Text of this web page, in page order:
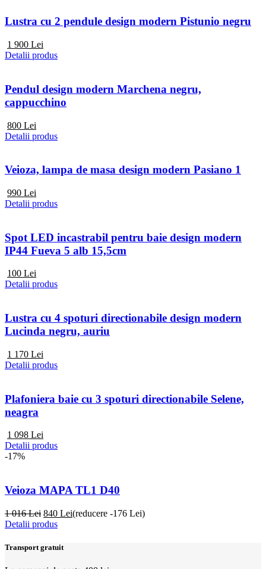
Lustra cu 2 pendule design modern Pistunio negru
1 900 Lei
Detalii produs
Pendul design modern Marchena negru,
cappucchino
800 Lei
Detalii produs
Veioza, lampa de masa design modern Pasiano 1
990 Lei
Detalii produs
Spot LED incastrabil pentru baie design modern
IP44 Fueva 5 alb 15,5cm
100 Lei
Detalii produs
Lustra cu 4 spoturi directionabile design modern
Lucinda negru, auriu
1 170 Lei
Detalii produs
Plafoniera baie cu 3 spoturi directionabile Selene,
neagra
1 098 Lei
Detalii produs
-17%
Veioza MAPA TL1 D40
1 016 Lei 840 Lei(reducere -176 Lei)
Detalii produs
Transport gratuit